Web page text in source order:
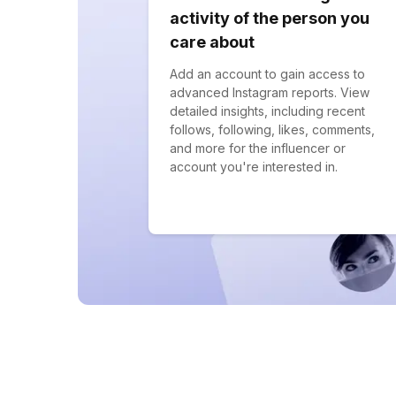
activity of the person you
care about
Add an account to gain access to
advanced Instagram reports. View
detailed insights, including recent
follows, following, likes, comments,
and more for the influencer or
account you're interested in.